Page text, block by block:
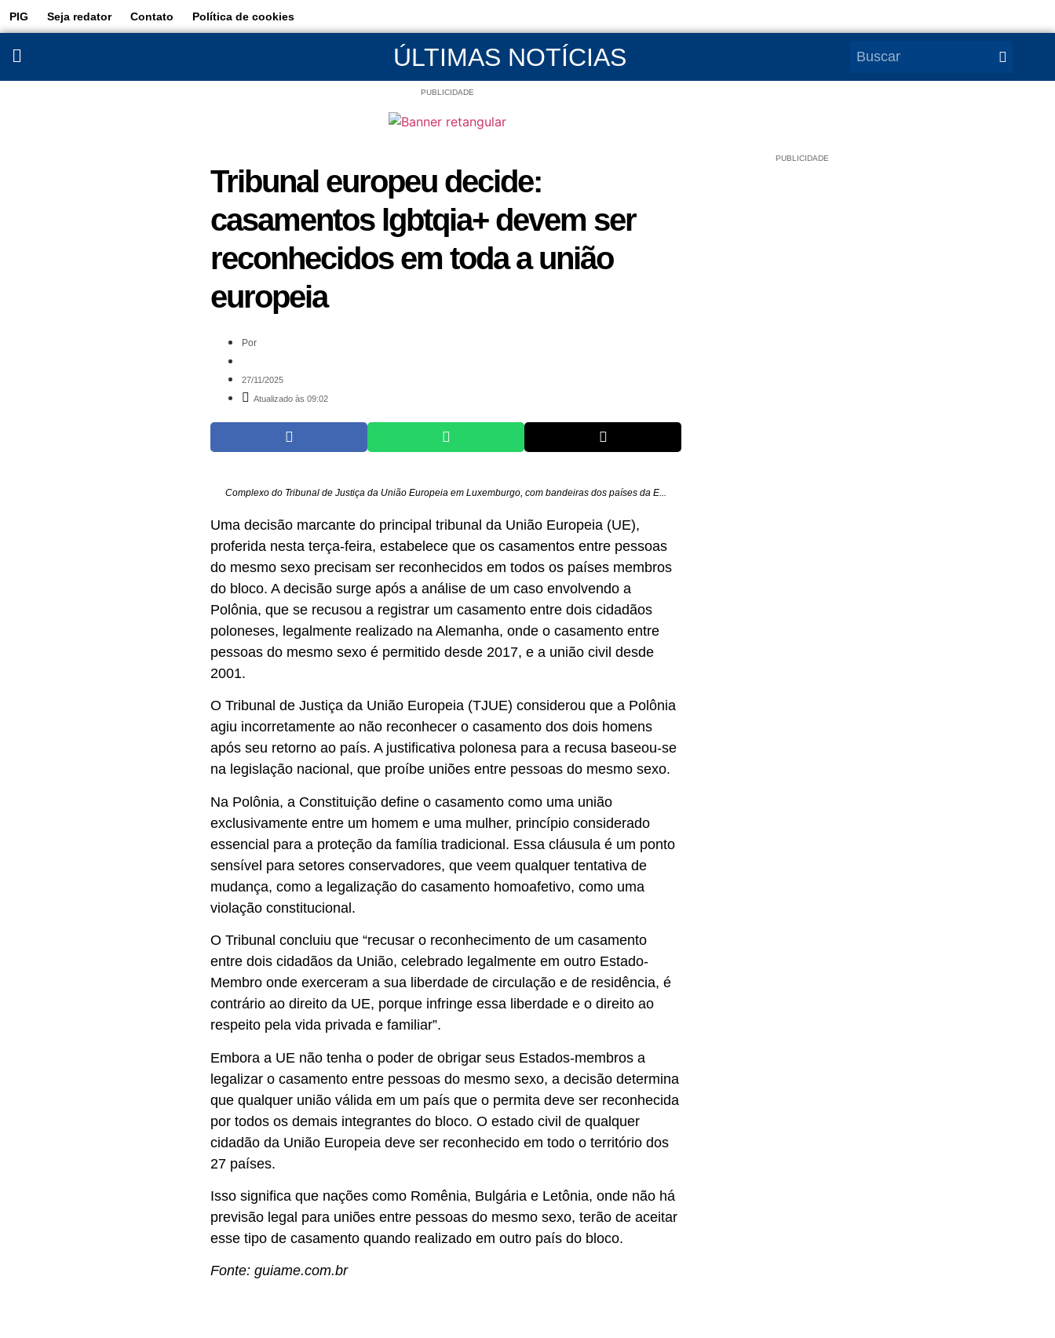
PIG Seja redator Contato Política de cookies
ÚLTIMAS NOTÍCIAS
PUBLICIDADE
Tribunal europeu decide:
casamentos lgbtqia+ devem ser
reconhecidos em toda a união
europeia
Por
27/11/2025
Atualizado às 09:02
Complexo do Tribunal de Justiça da União Europeia em Luxemburgo, com bandeiras dos países da E...
Uma decisão marcante do principal tribunal da União Europeia (UE),
proferida nesta terça-feira, estabelece que os casamentos entre pessoas
do mesmo sexo precisam ser reconhecidos em todos os países membros
do bloco. A decisão surge após a análise de um caso envolvendo a
Polônia, que se recusou a registrar um casamento entre dois cidadãos
poloneses, legalmente realizado na Alemanha, onde o casamento entre
pessoas do mesmo sexo é permitido desde 2017, e a união civil desde
2001.
O Tribunal de Justiça da União Europeia (TJUE) considerou que a Polônia
agiu incorretamente ao não reconhecer o casamento dos dois homens
após seu retorno ao país. A justificativa polonesa para a recusa baseou-se
na legislação nacional, que proíbe uniões entre pessoas do mesmo sexo.
Na Polônia, a Constituição define o casamento como uma união
exclusivamente entre um homem e uma mulher, princípio considerado
essencial para a proteção da família tradicional. Essa cláusula é um ponto
sensível para setores conservadores, que veem qualquer tentativa de
mudança, como a legalização do casamento homoafetivo, como uma
violação constitucional.
O Tribunal concluiu que “recusar o reconhecimento de um casamento
entre dois cidadãos da União, celebrado legalmente em outro Estado-
Membro onde exerceram a sua liberdade de circulação e de residência, é
contrário ao direito da UE, porque infringe essa liberdade e o direito ao
respeito pela vida privada e familiar”.
Embora a UE não tenha o poder de obrigar seus Estados-membros a
legalizar o casamento entre pessoas do mesmo sexo, a decisão determina
que qualquer união válida em um país que o permita deve ser reconhecida
por todos os demais integrantes do bloco. O estado civil de qualquer
cidadão da União Europeia deve ser reconhecido em todo o território dos
27 países.
Isso significa que nações como Romênia, Bulgária e Letônia, onde não há
previsão legal para uniões entre pessoas do mesmo sexo, terão de aceitar
esse tipo de casamento quando realizado em outro país do bloco.
Fonte: guiame.com.br
PUBLICIDADE